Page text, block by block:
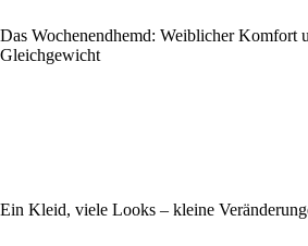
Das Wochenendhemd: Weiblicher Komfort
Gleichgewicht
Ein Kleid, viele Looks – kleine